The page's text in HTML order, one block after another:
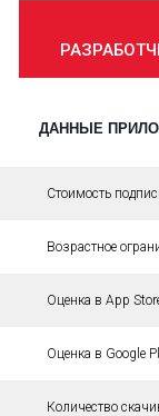
ДАННЫЕ
Стоимость
Возрастное
Оценка в App
Оценка в Google
Количество